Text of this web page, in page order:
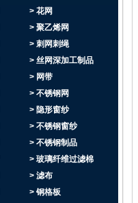
> 花网
> 聚乙烯网
> 刺网刺绳
> 丝网深加工制品
> 网带
> 不锈钢网
> 隐形窗纱
> 不锈钢窗纱
> 不锈钢制品
> 玻璃纤维过滤棉
> 滤布
> 钢格板